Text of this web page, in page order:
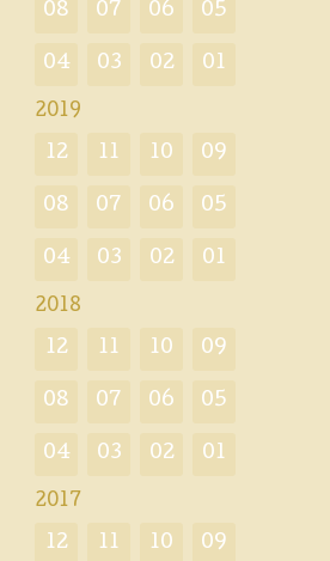
08 07 06 05
04 03 02 01
2019
12 11 10 09
08 07 06 05
04 03 02 01
2018
12 11 10 09
08 07 06 05
04 03 02 01
2017
12 11 10 09